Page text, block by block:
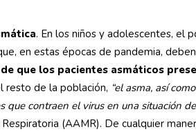
. En los niños y adolescentes, el
en estas épocas de pandemia,
que los pacientes asmáticos
resto de la población, “el asma, así
que contraen el virus en una situación
(AAMR). De cualquier